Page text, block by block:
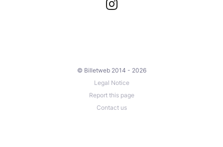
© Billetweb 2014 - 2026
Legal Notice
Report this page
Contact us